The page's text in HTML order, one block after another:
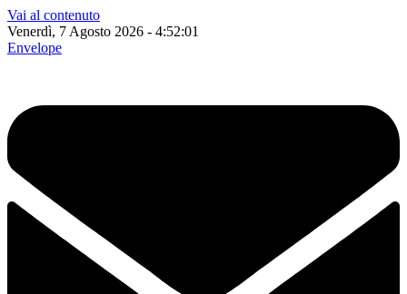
Vai al contenuto
Venerdì, 7 Agosto 2026 - 4:52:02
Envelope